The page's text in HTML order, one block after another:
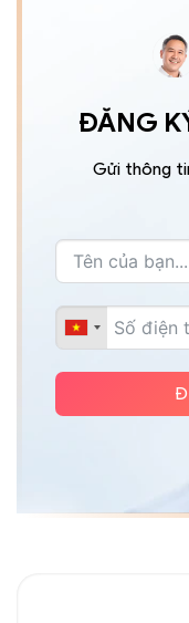
ĐĂNG
Gửi thông